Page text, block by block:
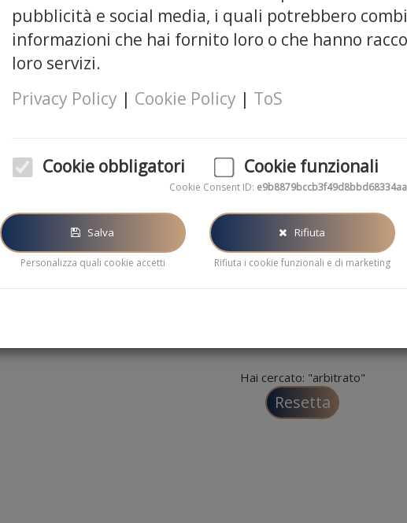
Hai cercato: "arbitrato"
Resetta
pubblicità e social media, i quali potrebbero
informazioni che hai fornito loro o che hanno
loro servizi.
Privacy Policy | Cookie Policy | ToS
Cookie obbligatori
Questi cookie sono obbligatori per il
Cookie funzionali
Questi cookie ci aiutano a migliorare le
del sito
Cookie Consent ID:
Salva
Personalizza quali cookie accetti
Rifiuta
Rifiuta i cookie funzionali e di marketing